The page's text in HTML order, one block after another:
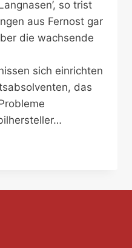
so trist
aus Fernost gar
die wachsende
sich einrichten
das